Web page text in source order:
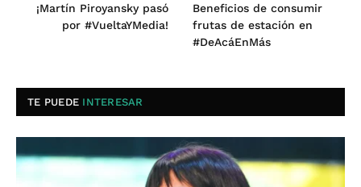
¡Martín Piroyansky pasó
por #VueltaYMedia!
Beneficios de consumir
frutas de estación en
#DeAcáEnMás
TE PUEDE INTERESAR